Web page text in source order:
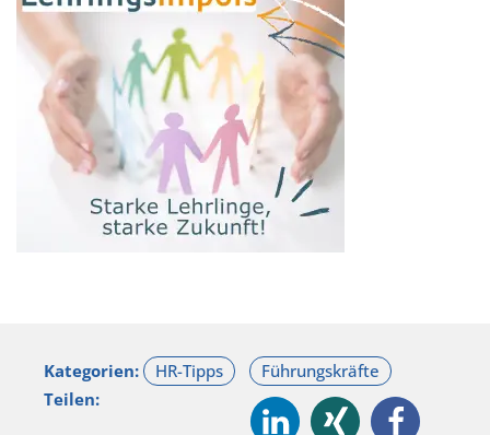
Kategorien:
Teilen: